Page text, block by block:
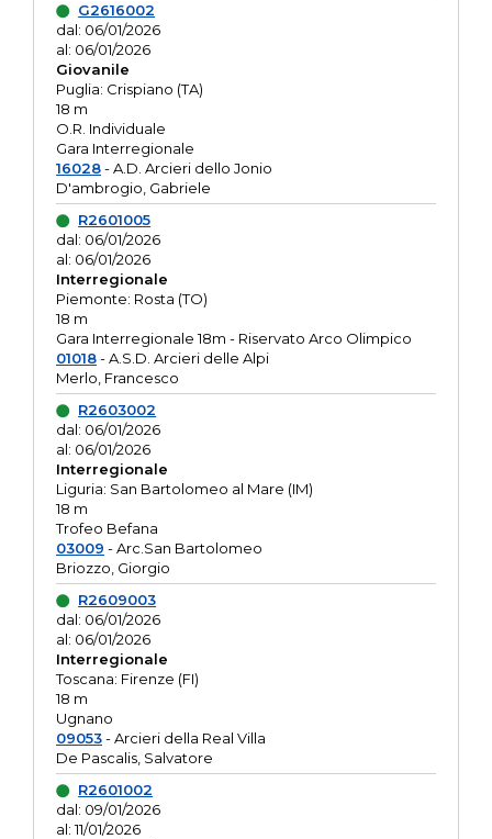
G2616002
dal: 06/01/2026
al: 06/01/2026
Giovanile
Puglia: Crispiano (TA)
18 m
O.R. Individuale
Gara Interregionale
16028- A.D. Arcieri dello Jonio
D'ambrogio, Gabriele
R2601005
dal: 06/01/2026
al: 06/01/2026
Interregionale
Piemonte: Rosta (TO)
18 m
Gara Interregionale 18m - Riservato Arco Olimpico
01018- A.S.D. Arcieri delle Alpi
Merlo, Francesco
R2603002
dal: 06/01/2026
al: 06/01/2026
Interregionale
Liguria: San Bartolomeo al Mare (IM)
18 m
Trofeo Befana
03009 - Arc.San Bartolomeo
Briozzo, Giorgio
R2609003
dal: 06/01/2026
al: 06/01/2026
Interregionale
Toscana: Firenze (FI)
18 m
Ugnano
09053- Arcieri della Real Villa
De Pascalis, Salvatore
R2601002
dal: 09/01/2026
al: 11/01/2026